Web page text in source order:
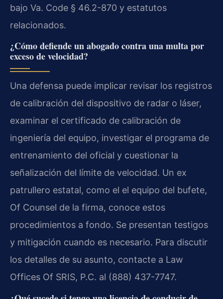
bajo Va. Code § 46.2-870 y estatutos
relacionados.
¿Cómo defiende un abogado contra una multa por
exceso de velocidad?
Una defensa puede implicar revisar los registros
de calibración del dispositivo de radar o láser,
examinar el certificado de calibración de
ingeniería del equipo, investigar el programa de
entrenamiento del oficial y cuestionar la
señalización del límite de velocidad. Un ex
patrullero estatal, como el el equipo del bufete,
Of Counsel de la firma, conoce estos
procedimientos a fondo. Se presentan testigos
y mitigación cuando es necesario. Para discutir
los detalles de su asunto, contacte a Law
Offices Of SRIS, P.C. al (888) 437-7747.